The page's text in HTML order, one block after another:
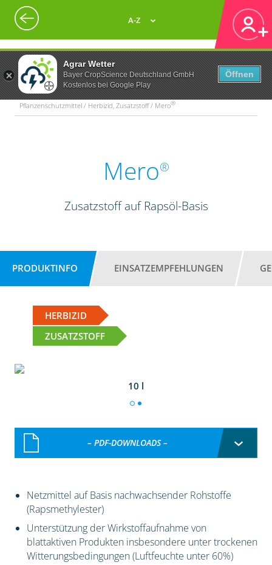
Agrar Wetter
Bayer CropScience Deutschland GmbH
Kostenlos bei Google Play
Öffnen
A-Z
Pflanzenschutzmittel / Herbizid, Zusatzstoff / Mero®
Mero®
Zusatzstoff auf Rapsöl-Basis
PRODUKTINFO EINSATZEMPFEHLUNGEN
HERBIZID
ZUSATZSTOFF
10 l
– PDF-DOWNLOADS –
Netzmittel auf Basis nachwachsender Rohstoffe
(Rapsmethylester)
Unterstützung der Wirkstoffaufnahme von
blattaktiven Produkten insbesondere unter trockenen
Witterungsbedingungen (Luftfeuchte unter 60%)